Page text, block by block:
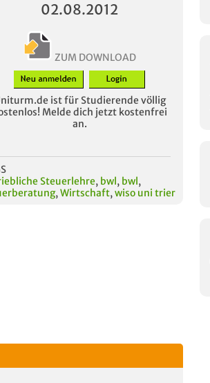
02.08.2012
ZUM DOWNLOAD
ist für Studierende völlig
Melde dich jetzt kostenfrei
an.
Steuerlehre, bwl, bwl,
, Wirtschaft, wiso uni trier